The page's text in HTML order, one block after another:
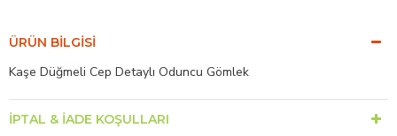
ÜRÜN BILGISI
Kaşe Düğmeli Cep Detaylı Oduncu Gömlek
İPTAL & İADE KOŞULLARI